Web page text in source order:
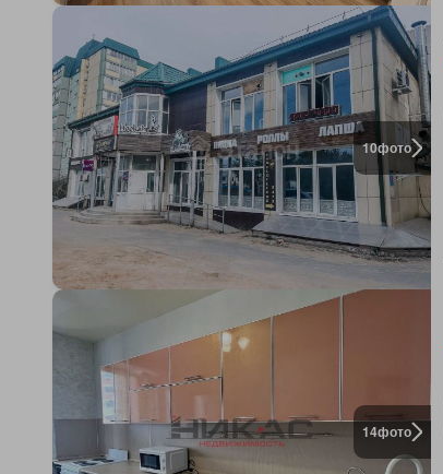
10фото
14фото